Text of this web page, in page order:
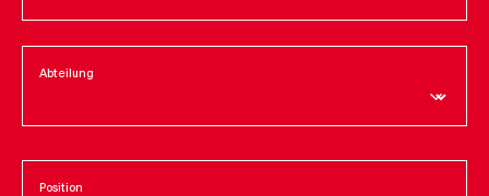
Abteilung
Position